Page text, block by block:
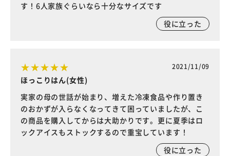
す！6人家族ぐらいなら十分なサイズです
役に立った
2021/11/09
ほっこりはん(女性)
実家の母の世話が始まり、増えた冷凍食品や作り置き
のおかずが入らなくなってきて困っていましたが、こ
の商品を購入してからは大助かりです。更に夏季はロ
ックアイスもストックするので重宝しています！
役に立った